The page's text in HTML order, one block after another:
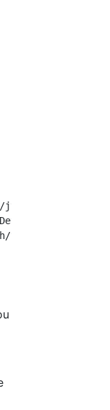
jvm-options>
jvm-